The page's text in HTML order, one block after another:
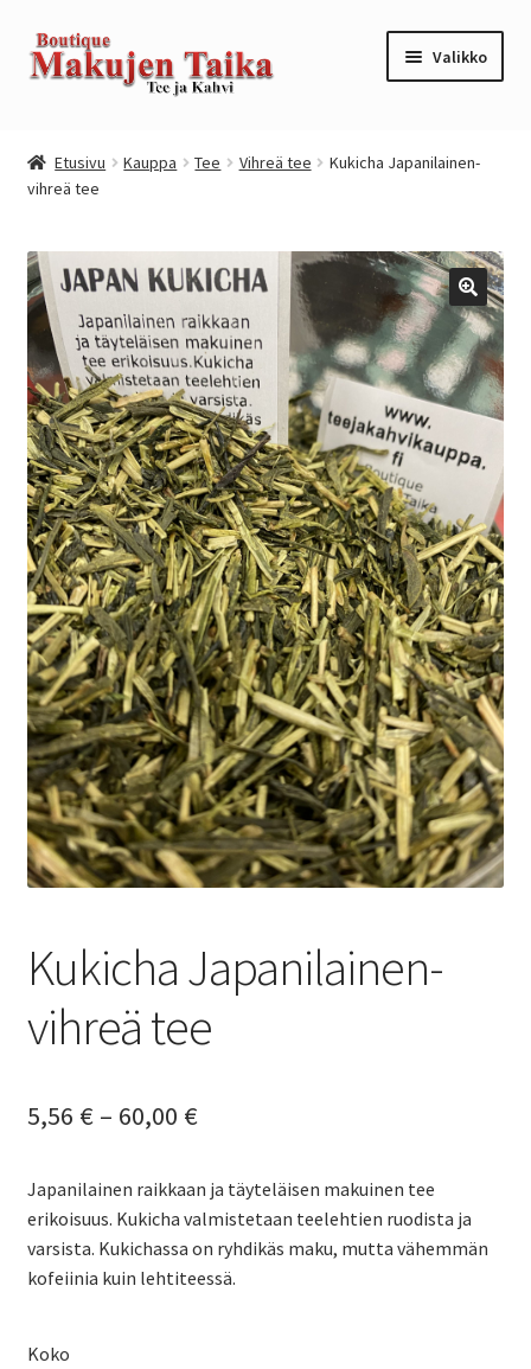
Siirry
navigointiin
Siirry
sisältöön
Valikko
Kanta-asiakkuusohjelma / loyalty program
Kassa
Kauppa
Oma tili
Ostoskori
Tilaus- ja sopimusehdot
Yrityksille
Etusivu Kauppa Tee Vihreä tee
Kukicha Japanilainen-
vihreä tee
Kukicha Japanilainen-
vihreä tee
5,56 € – 60,00 €Hintaluokka:
-
60,00 €
Japanilainen raikkaan ja täyteläisen makuinen tee
erikoisuus. Kukicha valmistetaan teelehtien ruodista ja
varsista. Kukichassa on ryhdikäs maku, mutta vähemmän
kofeiinia kuin lehtiteessä.
Koko